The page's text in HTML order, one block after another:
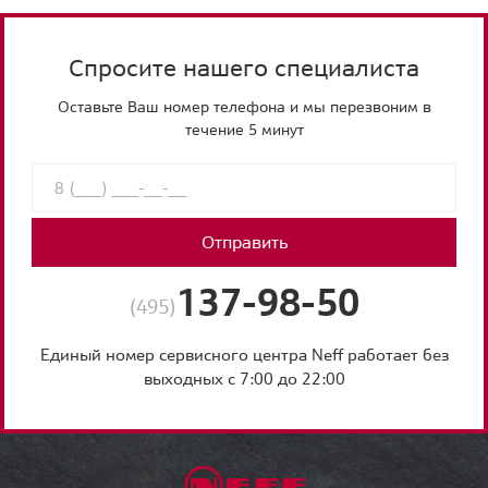
Спросите нашего специалиста
Оставьте Ваш номер телефона и мы перезвоним в
течение 5 минут
Отправить
(495) 137-98-50
Единый номер сервисного центра Neff работает без
выходных с 7:00 до 22:00